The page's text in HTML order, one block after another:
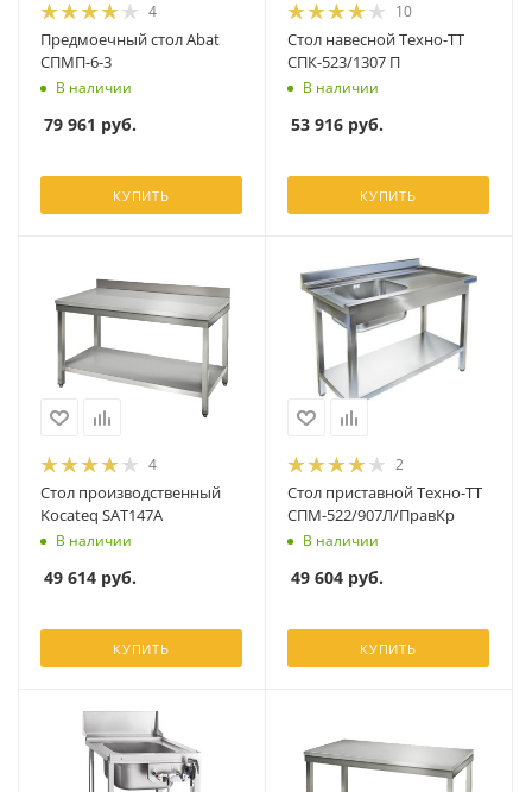
4
Предмоечный стол Abat
СПМП-6-3
В наличии
79 961 руб.
КУПИТЬ
10
Стол навесной Техно-ТТ
СПК-523/1307 П
В наличии
53 916 руб.
КУПИТЬ
4
Стол производственный
Kocateq SAT147A
В наличии
49 614 руб.
КУПИТЬ
2
Стол приставной Техно-ТТ
СПМ-522/907Л/ПравКр
В наличии
49 604 руб.
КУПИТЬ